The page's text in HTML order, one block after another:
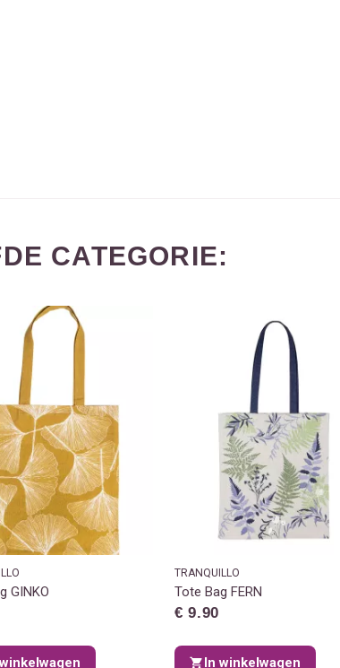
CATEGORIE:
GINKO
TRANQUILLO
Tote Bag FERN
€ 9.90
In winkelwagen